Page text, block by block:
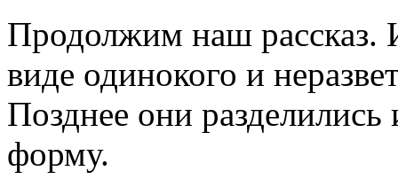
Продолжим наш рассказ.
виде одинокого и
Позднее они
форму.